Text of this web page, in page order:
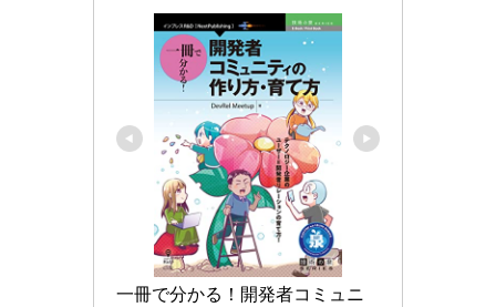
一冊で分かる！開発者コミュニ